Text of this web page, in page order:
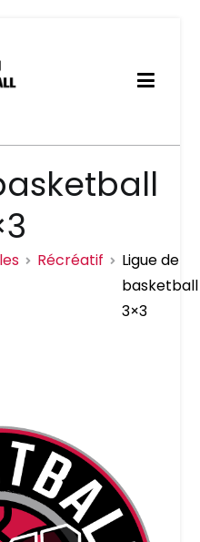
basketball
Récréatif
Ligue de
basketball
3×3